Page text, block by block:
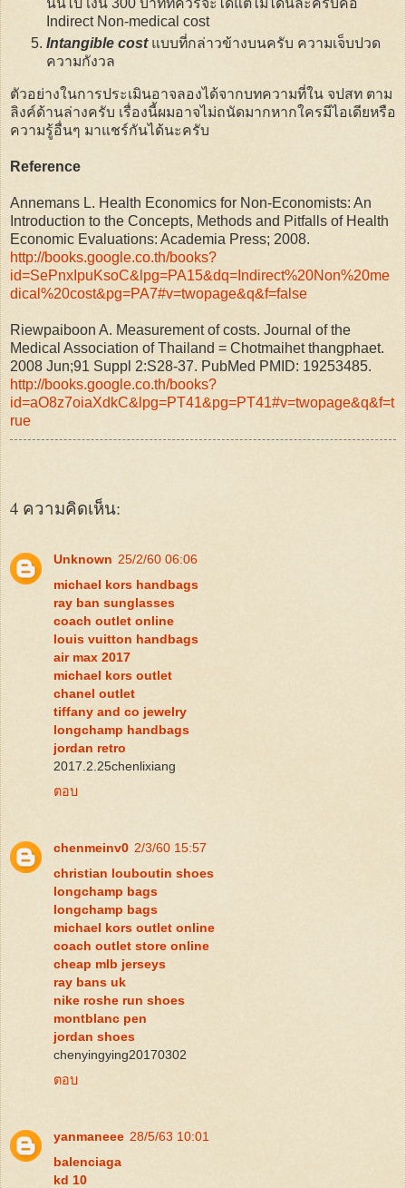
Indirect Non-medical cost
Intangible costแบบที่กล่าวข้างบนครับ ความเจ็บปวด
ความกังวล
ตัวอย่างในการประเมินอาจลองได้จากบทความที่ใน จปสท ตาม
ลิงค์ด้านล่างครับ เรื่องนี้ผมอาจไม่ถนัดมากหากใครมีไอเดียหรือ
ความรู้อื่นๆ มาแชร์กันได้นะครับ
Reference
Annemans L. Health Economics for Non-Economists: An
Introduction to the Concepts, Methods and Pitfalls of Health
Economic Evaluations: Academia Press; 2008.
http://books.google.co.th/books?
id=SePnxIpuKsoC&lpg=PA15&dq=Indirect%20Non%20me
dical%20cost&pg=PA7#v=twopage&q&f=false
Riewpaiboon A. Measurement of costs. Journal of the
Medical Association of Thailand = Chotmaihet thangphaet.
2008 Jun;91 Suppl 2:S28-37. PubMed PMID: 19253485.
http://books.google.co.th/books?
id=aO8z7oiaXdkC&lpg=PT41&pg=PT41#v=twopage&q&f=t
rue
4 ความคิดเห็น:
Unknown 25/2/60 06:06
michael kors handbags
ray ban sunglasses
coach outlet online
louis vuitton handbags
air max 2017
michael kors outlet
chanel outlet
tiffany and co jewelry
longchamp handbags
jordan retro
2017.2.25chenlixiang
ตอบ
chenmeinv0 2/3/60 15:57
christian louboutin shoes
longchamp bags
longchamp bags
michael kors outlet online
coach outlet store online
cheap mlb jerseys
ray bans uk
nike roshe run shoes
montblanc pen
jordan shoes
chenyingying20170302
ตอบ
yanmaneee 28/5/63 10:01
balenciaga
kd 10